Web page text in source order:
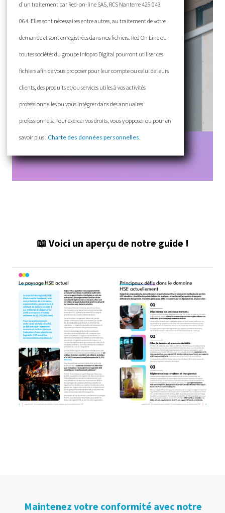
d’un traitement par Red-on-line SAS, RCS Nanterre 425 043
064. Elles sont nécessaires entre autres, au traitement de votre
demande et sont enregistrées dans nos fichiers. Red On Line ou
toutes sociétés du groupe Infopro Digital pourront utiliser ces
fichiers afin de vous proposer pour leur compte ou celui de leurs
clients, des produits et/ou services utiles à vos activités
professionnelles ou vous intégrer dans des annuaires
professionnels. Pour exercer vos droits, vous y opposer ou pour en
savoir plus : Charte des données personnelles.
📖 Voici un aperçu de notre guide !
Maintenez votre conformité avec notre